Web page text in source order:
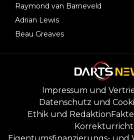
Raymond van Barneveld
Adrian Lewis
Beau Greaves
Impressum und
Datenschutz und
Ethik und Redaktion
Eigentumsfinanzierungs- und